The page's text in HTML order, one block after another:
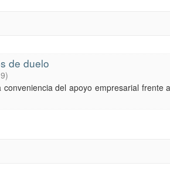
de duelo
)
del apoyo empresarial